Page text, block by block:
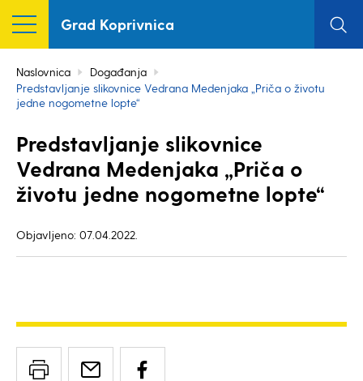
Grad Koprivnica
Naslovnica
Događanja
Predstavljanje slikovnice Vedrana Medenjaka „Priča o životu
jedne nogometne lopte“
Predstavljanje slikovnice
Vedrana Medenjaka „Priča o
životu jedne nogometne lopte“
Objavljeno: 07.04.2022.